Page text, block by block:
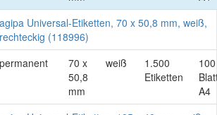
agipa Universal-Etiketten, 70 x 50,8 mm, weiß,
rechteckig (118996)
permanent
70 x
50,8
mm
weiß
1.500
Etiketten
100
A4